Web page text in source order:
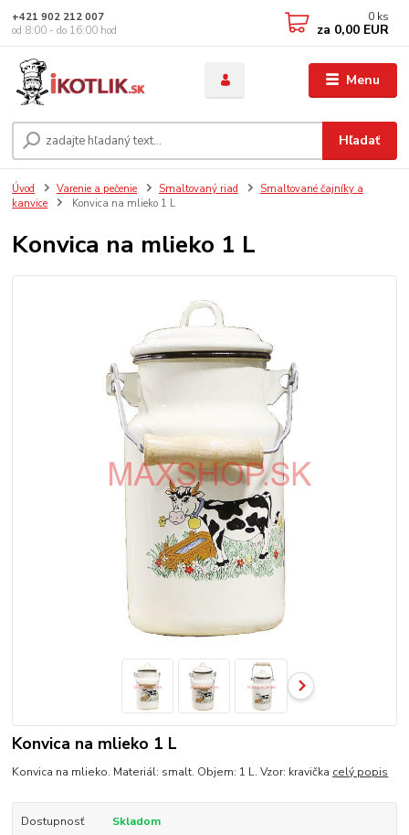
Menu
Hľadať
+421 902 212 007
od 8:00 - do 16:00 hod
0 ks
za 0,00 EUR
Úvod Varenie a pečenie Smaltovaný riad
Smaltované čajníky a
kanvice
Konvica na mlieko 1 L
Konvica na mlieko 1 L
Konvica na mlieko 1 L
Konvica na mlieko. Materiál: smalt. Objem: 1 L. Vzor: kravička celý popis
Dostupnosť Skladom